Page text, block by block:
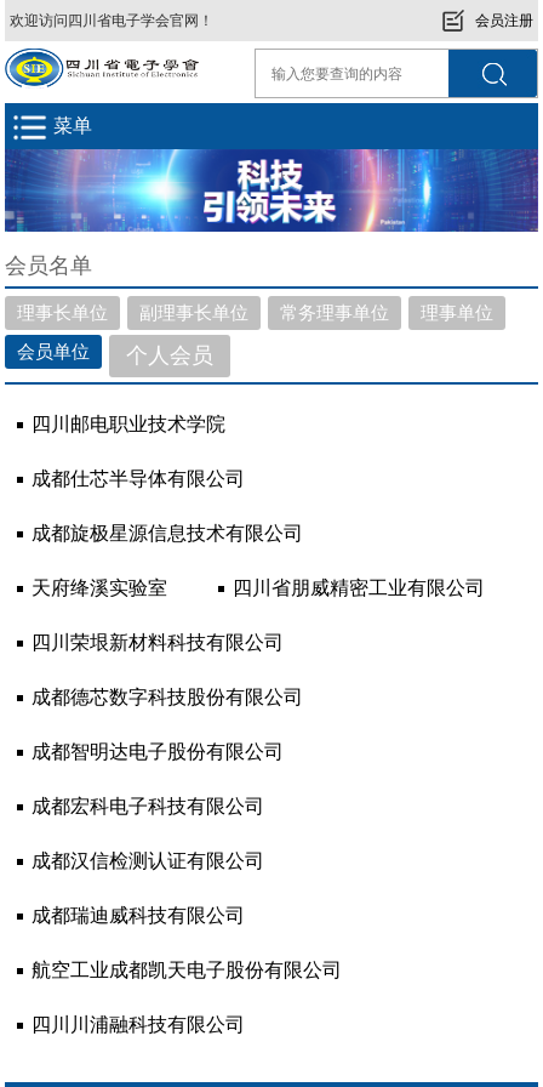
欢迎访问四川省电子学会官网！ 会员注册
菜单
会员名单
理事长单位 副理事长单位 常务理事单位
理事单位
会员单位
个人会员
四川邮电职业技术学院
成都仕芯半导体有限公司
成都旋极星源信息技术有限公司
天府绛溪实验室 四川省朋威精密工业有限公司
四川荣垠新材料科技有限公司
成都德芯数字科技股份有限公司
成都智明达电子股份有限公司
成都宏科电子科技有限公司
成都汉信检测认证有限公司
成都瑞迪威科技有限公司
航空工业成都凯天电子股份有限公司
四川川浦融科技有限公司